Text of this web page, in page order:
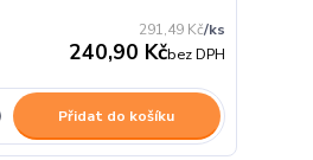
291,49 Kč/ks
240,90 Kčbez DPH
Přidat do košíku